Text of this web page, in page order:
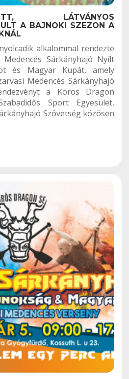
LÁTVÁNYOS
A BAJNOKI SZEZON A
alkalommal rendezte
Sárkányhajó Nyílt
és Magyar Kupát, amely
Medencés Sárkányhajó
a Körös Dragon
Sport Egyesület,
Szövetség közösen